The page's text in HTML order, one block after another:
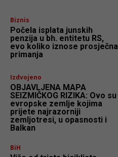
Biznis
Počela isplata junskih
penzija u bh. entitetu RS,
evo koliko iznose prosječna
primanja
Izdvojeno
OBJAVLJENA MAPA
SEIZMIČKOG RIZIKA: Ovo su
evropske zemlje kojima
prijete najrazorniji
zemljotresi, u opasnosti i
Balkan
BiH